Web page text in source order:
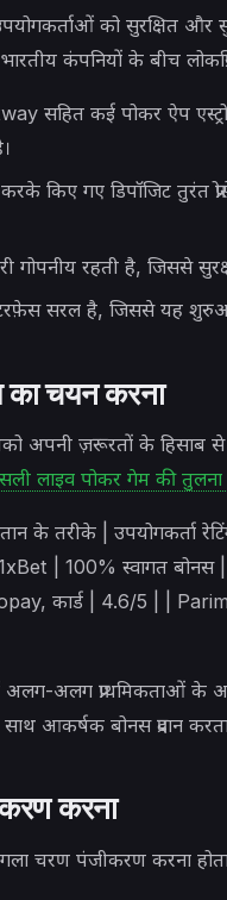
उपयोगकर्ताओं को
कंपनियों के बीच
सहित कई पोकर ऐप
करके किए गए डिपॉजिट तुरंत
गोपनीय रहती है, जिससे
सरल है, जिससे यह
का चयन करना
अपनी ज़रूरतों के हिसाब से
लाइव पोकर गेम की
भुगतान के तरीके |
स्वागत बोनस | UPI,
कार्ड | 4.6/5 | |
अलग प्राथमिकताओं के
आकर्षक बोनस प्रदान करता
करना
चरण पंजीकरण करना